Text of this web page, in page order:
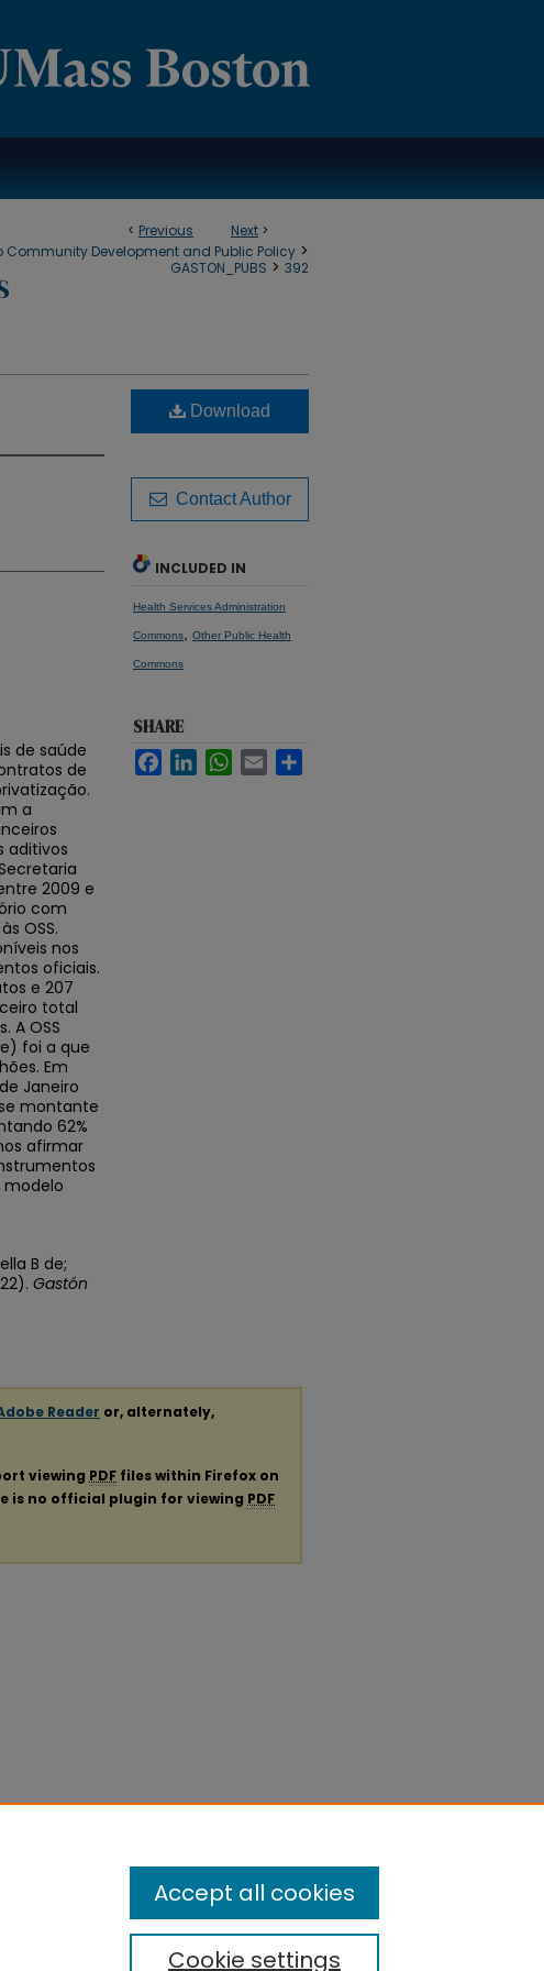
< Previous Next >
Development and Public Policy >
GASTON_PUBS > 392
de saúde
de
a
aditivos
2009 e
com
OSS.
nos
oficiais.
e 207
total
A OSS
foi a que
Em
Janeiro
montante
62%
afirmar
modelo
B de;
Gastón
Download
Contact Author
INCLUDED IN
Health Services Administration
Commons Other Public Health
Commons
SHARE
FacebookLinkedIn WhatsAppEmail
Reader or, alternately,
viewing PDF files within Firefox on
is no official plugin for viewing PDF
Cookie settings
Accept all cookies